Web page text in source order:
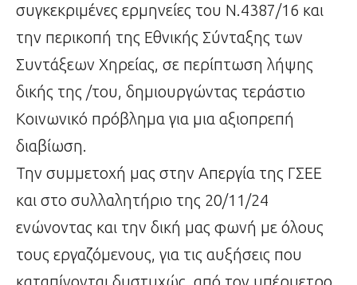
συγκεκριμένες ερμηνείες του Ν.4387/16 και
την περικοπή της Εθνικής Σύνταξης των
Συντάξεων Χηρείας, σε περίπτωση λήψης
δικής της /του, δημιουργώντας τεράστιο
Κοινωνικό πρόβλημα για μια αξιοπρεπή
διαβίωση.
Την συμμετοχή μας στην Απεργία της ΓΣΕΕ
και στο συλλαλητήριο της 20/11/24
ενώνοντας και την δική μας φωνή με όλους
τους εργαζόμενους, για τις αυξήσεις που